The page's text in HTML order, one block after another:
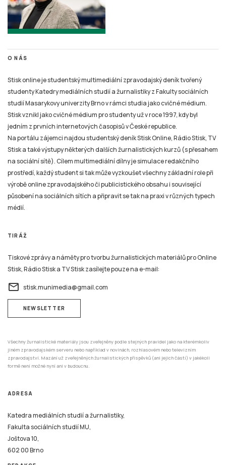
O NÁS
Stisk online je studentský multimediální zpravodajský deník tvořený
studenty Katedry mediálních studií a žurnalistiky z Fakulty sociálních
studií Masarykovy univerzity Brno v rámci studia jako cvičné médium.
Stisk vznikl jako cvičné médium pro studenty už v roce 1997, kdy byl
jedním z prvních internetových časopisů v České republice.
Na portálu zájemci najdou studentský deník Stisk Online, Rádio Stisk, TV
Stisk a také výstupy některých dalších žurnalistických kurzů (s přesahem
na sociální sítě). Cílem multimediální dílny je simulace redakčního
prostředí, každý student si tak může vyzkoušet všechny základní role při
výrobě online zpravodajského či publicistického obsahu i související
působení na sociálních sítích a připravit se tak na praxi v různých typech
médií.
TIRÁŽ
Tiskové zprávy a náměty pro tvorbu žurnalistických materiálů pro Online
Stisk, Rádio Stisk a TV Stisk zasílejte pouze na e-mail:
email stisk.munimedia@gmail.com
NEWSLETTER
Všechny žurnalistické materiály jsou zveřejněny podle stejných pravidel jako na kterémkoliv
jiném zpravodajském serveru nebo například v novinách, rozhlasovém nebo televizním
zpravodajství. Mazání už zveřejněných žurnalistických příspěvků (ani jejich částí) v jakékoli
formě není možné nyní ani v budoucnu.
ADRESA
Katedra mediálních studií a žurnalistiky,
Fakulta sociálních studií MU,
Joštova 10,
602 00 Brno